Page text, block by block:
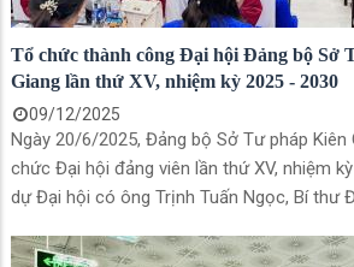
Tổ chức thành công Đại hội Đảng bộ Sở
Giang lần thứ XV, nhiệm kỳ 2025 - 2030
09/12/2025
Ngày 20/6/2025, Đảng bộ Sở Tư pháp Kiên
chức Đại hội đảng viên lần thứ XV, nhiệm
dự Đại hội có ông Trịnh Tuấn Ngọc, Bí thư
toàn Đảng bộ.